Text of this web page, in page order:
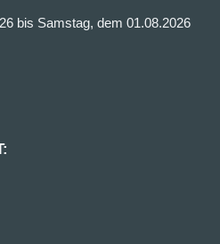
bis Samstag, dem 01.08.2026